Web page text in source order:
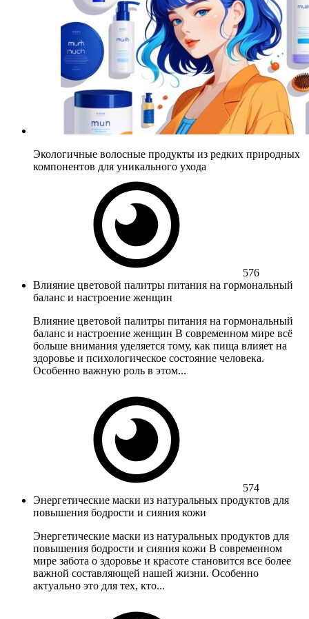
Экологичные волосные продукты из редких природных
компонентов для уникального ухода
576
Влияние цветовой палитры питания на гормональный
баланс и настроение женщин
Влияние цветовой палитры питания на гормональный
баланс и настроение женщин В современном мире всё
больше внимания уделяется тому, как пища влияет на
здоровье и психологическое состояние человека.
Особенно важную роль в этом...
574
Энергетические маски из натуральных продуктов для
повышения бодрости и сияния кожи
Энергетические маски из натуральных продуктов для
повышения бодрости и сияния кожи В современном
мире забота о здоровье и красоте становится все более
важной составляющей нашей жизни. Особенно
актуально это для тех, кто...